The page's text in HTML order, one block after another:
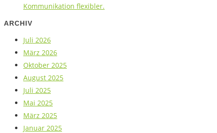
Kommunikation flexibler.
ARCHIV
Juli 2026
März 2026
Oktober 2025
August 2025
Juli 2025
Mai 2025
März 2025
Januar 2025